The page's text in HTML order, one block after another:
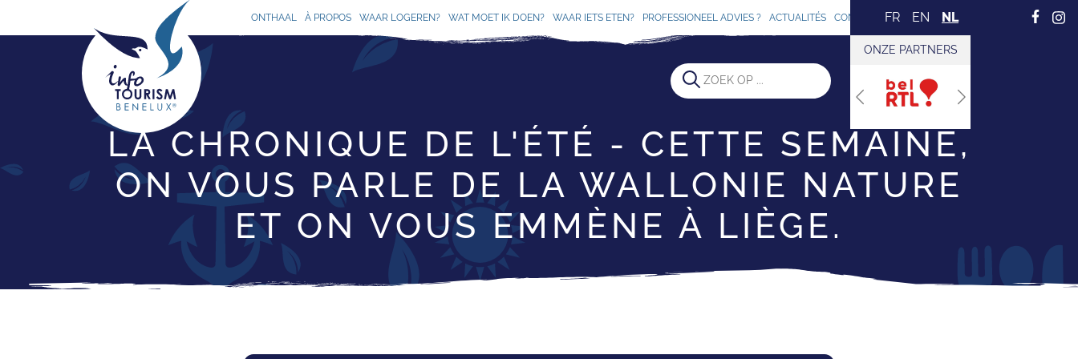
ONTHAAL À PROPOS WAAR LOGEREN? WAT MOET IK DOEN? WAAR IETS ETEN? PROFESSIONEEL ADVIES ? ACTUALITÉS CONTACT FR EN NL
ONZE PARTNERS
Previous Next
LA CHRONIQUE DE L'ÉTÉ - CETTE SEMAINE,
ON VOUS PARLE DE LA WALLONIE NATURE
ET ON VOUS EMMÈNE À LIÈGE.